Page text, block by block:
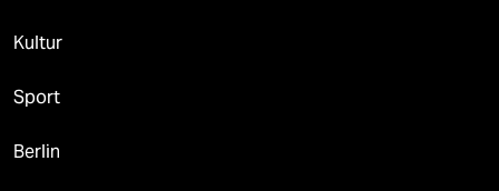
Kultur
Sport
Berlin